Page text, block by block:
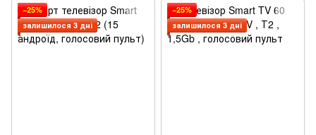
−25%
залишилося 3 дні
−25%
залишилося 3 дні